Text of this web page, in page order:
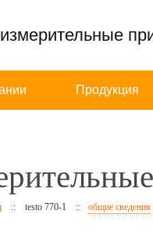
Продукция
:: testo 770-1 :: общие сведения